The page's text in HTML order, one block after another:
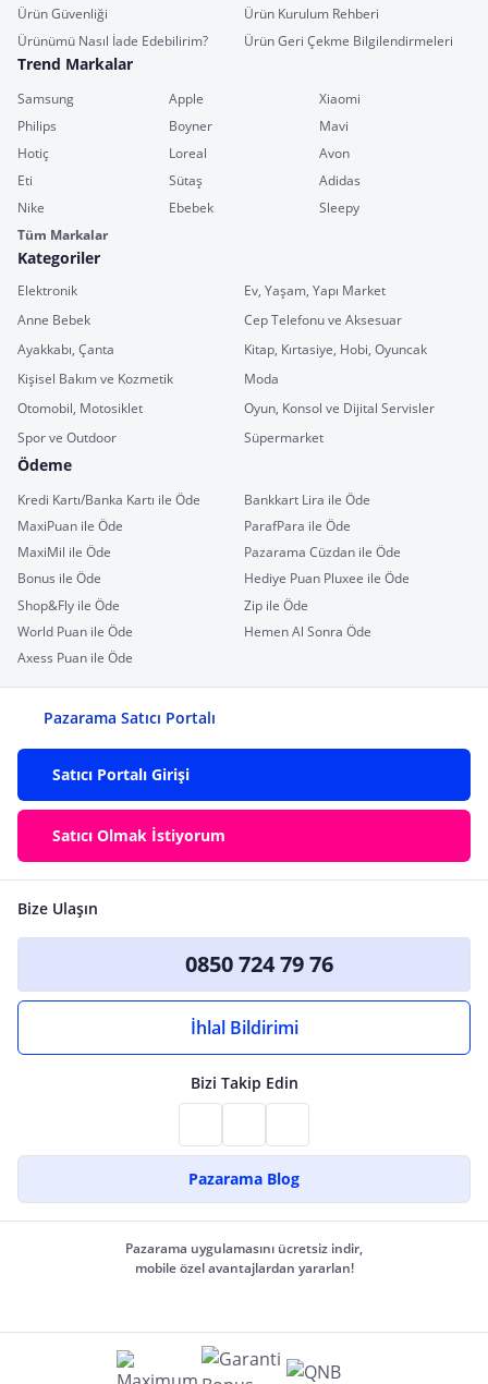
Ürün Güvenliği
Ürün Kurulum Rehberi
Ürünümü Nasıl İade Edebilirim?
Ürün Geri Çekme Bilgilendirmeleri
Trend Markalar
Samsung Apple
Xiaomi
Philips
Boyner
Mavi
Hotiç
Loreal
Avon
Eti
Sütaş
Adidas
Nike
Ebebek
Sleepy
Tüm Markalar
Kategoriler
Elektronik
Ev, Yaşam, Yapı Market
Anne Bebek
Cep Telefonu ve Aksesuar
Ayakkabı, Çanta
Kitap, Kırtasiye, Hobi, Oyuncak
Kişisel Bakım ve Kozmetik
Moda
Otomobil, Motosiklet
Oyun, Konsol ve Dijital Servisler
Spor ve Outdoor
Süpermarket
Ödeme
Kredi Kartı/Banka Kartı ile Öde
Bankkart Lira ile Öde
MaxiPuan ile Öde
ParafPara ile Öde
MaxiMil ile Öde
Pazarama Cüzdan ile Öde
Bonus ile Öde
Hediye Puan Pluxee ile Öde
Shop&Fly ile Öde
Zip ile Öde
World Puan ile Öde
Hemen Al Sonra Öde
Axess Puan ile Öde
Pazarama Satıcı Portalı
Satıcı Portalı Girişi
Satıcı Olmak İstiyorum
Bize Ulaşın
0850 724 79 76
İhlal Bildirimi
Bizi Takip Edin
Pazarama Blog
Pazarama uygulamasını ücretsiz indir,
mobile özel avantajlardan yararlan!